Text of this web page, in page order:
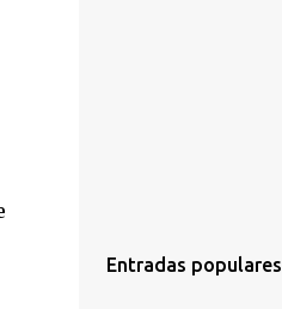
Entradas populares